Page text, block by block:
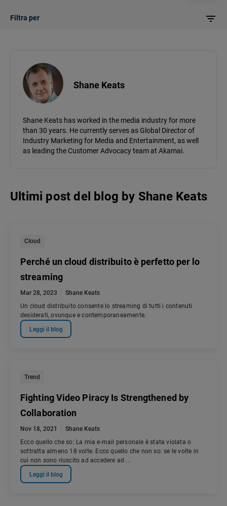
Filtra per
Shane Keats
Shane Keats has worked in the media industry for more
than 30 years. He currently serves as Global Director of
Industry Marketing for Media and Entertainment, as well
as leading the Customer Advocacy team at Akamai.
Ultimi post del blog by Shane Keats
Cloud
Perché un cloud distribuito è perfetto per lo
streaming
Mar 28, 2023
Shane Keats
Un cloud distribuito consente lo streaming di tutti i contenuti
desiderati, ovunque e contemporaneamente.
Leggi il blog
Trend
Fighting Video Piracy Is Strengthened by
Collaboration
Nov 18, 2021
Shane Keats
Ecco quello che so: La mia e-mail personale è stata violata o
sottratta almeno 18 volte. Ecco quello che non so: se le volte in
cui non sono riuscito ad accedere ad ...
Leggi il blog